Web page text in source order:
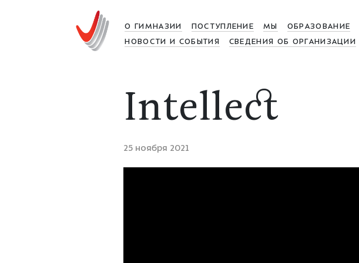
О ГИМНАЗИИ ПОСТУПЛЕНИЕ МЫ ОБРАЗОВАНИЕ
НОВОСТИ И СОБЫТИЯ
СВЕДЕНИЯ ОБ ОРГАНИЗАЦИИ
Intellect
25 ноября 2021